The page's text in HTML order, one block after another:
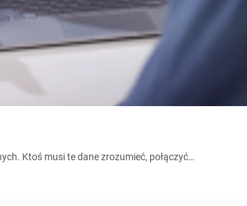
Ktoś musi te dane zrozumieć, połączyć…